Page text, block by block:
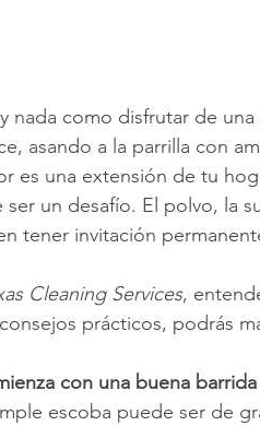
nada como disfrutar de
asando a la parrilla con
es una extensión de tu
ser un desafío. El polvo, la
tener invitación
Cleaning Services,
prácticos, podrás
con una buena barrida
escoba puede ser de